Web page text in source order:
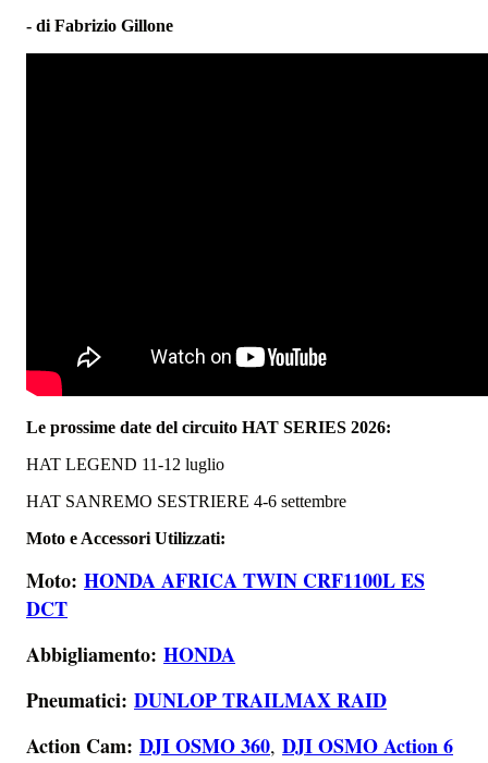
- di Fabrizio Gillone
Le prossime date del circuito HAT SERIES 2026:
HAT LEGEND 11-12 luglio
HAT SANREMO SESTRIERE 4-6 settembre
Moto e Accessori Utilizzati:
Moto: HONDA AFRICA TWIN CRF1100L ES
DCT
Abbigliamento: HONDA
Pneumatici: DUNLOP TRAILMAX RAID
Action Cam: DJI OSMO 360, DJI OSMO Action 6